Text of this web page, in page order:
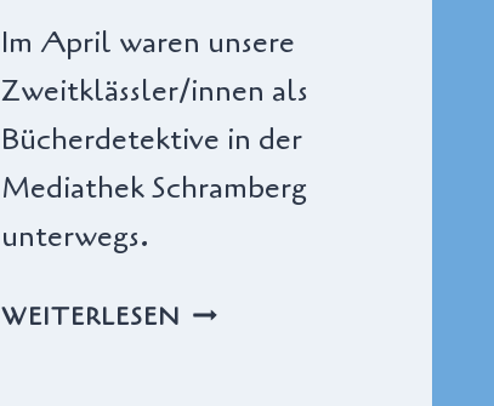
Im April waren unsere
Zweitklässler/innen als
Bücherdetektive in der
Mediathek Schramberg
unterwegs.
WEITERLESEN AUSFLUG